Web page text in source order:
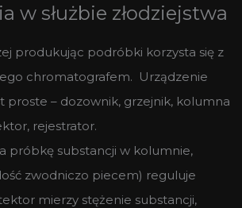
w służbie złodziejstwa
produkując podróbki korzysta się z
chromatografem. Urządzenie
proste – dozownik, grzejnik, kolumna
rejestrator.
próbkę substancji w kolumnie,
zwodniczo piecem) reguluje
mierzy stężenie substancji,